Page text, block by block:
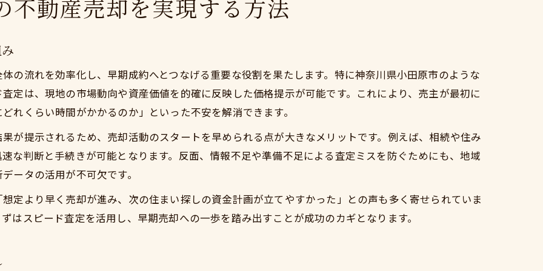
不動産売却を実現する方法
の流れを効率化し、早期成約へとつなげる重要な役割を果たします。特に神奈川県小田原市のような
定は、現地の市場動向や資産価値を的確に反映した価格提示が可能です。これにより、売主が最初に
れくらい時間がかかるのか」といった不安を解消できます。
が提示されるため、売却活動のスタートを早められる点が大きなメリットです。例えば、相続や住み
な判断と手続きが可能となります。反面、情報不足や準備不足による査定ミスを防ぐためにも、地域
ータの活用が不可欠です。
定より早く売却が進み、次の住まい探しの資金計画が立てやすかった」との声も多く寄せられていま
はスピード査定を活用し、早期売却への一歩を踏み出すことが成功のカギとなります。